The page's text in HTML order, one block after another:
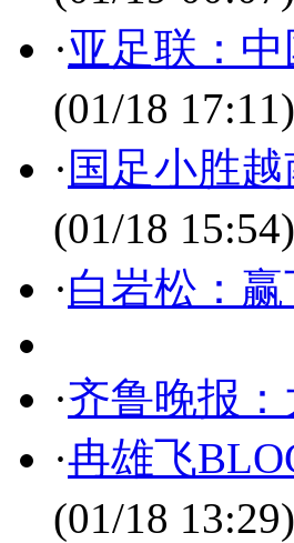
·亚足联：
(01/18 17:11)
· 国足小胜
(01/18 15:54)
·白岩松：
·齐鲁晚报
·冉雄飞
(01/18 13:29)